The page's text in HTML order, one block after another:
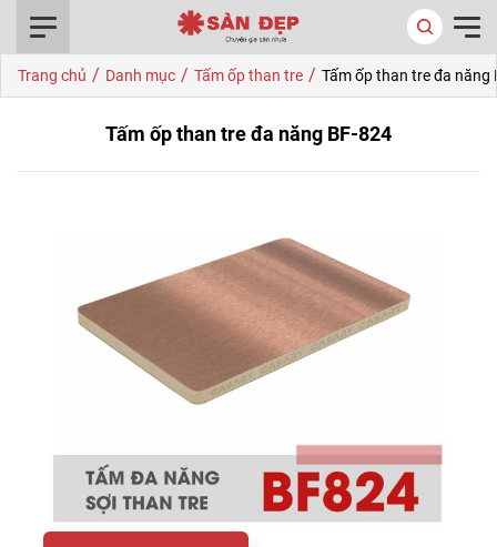
Trang chủ / Danh mục / Tấm ốp than tre / Tấm ốp than tre đa năng
Tấm ốp than tre đa năng BF-824